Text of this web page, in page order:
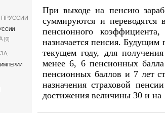
ПРУССИИ
[0]
При выходе на пенсию
суммируются и
пенсионного
назначается пенсия.
текущем году, для
менее 6, 6 пенсионных
пенсионных баллов и 7 лет
назначения страховой
достижения величины 30 и на